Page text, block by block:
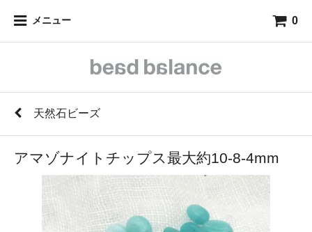
メニュー 0
天然石ビーズ
アマゾナイトチップス最大約10-8-4mm